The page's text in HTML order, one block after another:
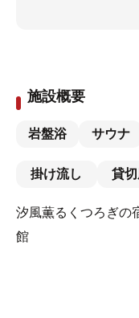
施設概要
岩盤浴 サウナ
掛け流し 貸
汐風薫るくつろぎ
館